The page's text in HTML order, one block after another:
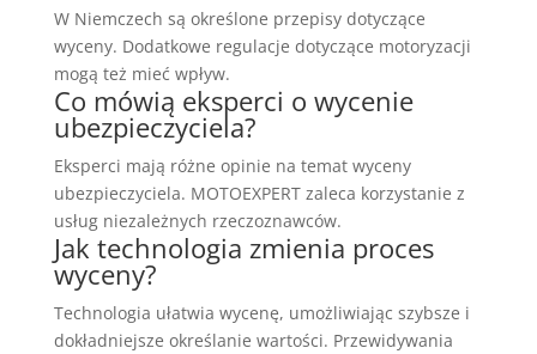
W Niemczech są określone przepisy dotyczące
wyceny. Dodatkowe regulacje dotyczące motoryzacji
mogą też mieć wpływ.
Co mówią eksperci o wycenie
ubezpieczyciela?
Eksperci mają różne opinie na temat wyceny
ubezpieczyciela. MOTOEXPERT zaleca korzystanie z
usług niezależnych rzeczoznawców.
Jak technologia zmienia proces
wyceny?
Technologia ułatwia wycenę, umożliwiając szybsze i
dokładniejsze określanie wartości. Przewidywania